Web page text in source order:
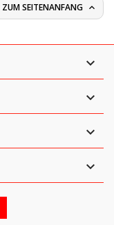
ZUM SEITENANFANG 



